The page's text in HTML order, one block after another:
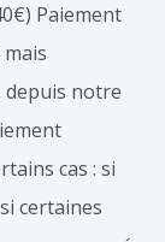
Paiement
depuis notre
cas : si
certaines